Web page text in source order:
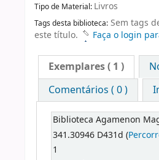
Tipo de Material: Livros
Tags desta biblioteca: Sem tags
este título.
Faça o login
Exemplares( 1 )
Comentários ( 0 )
Biblioteca Agamenon
341.30946 D431d (
1